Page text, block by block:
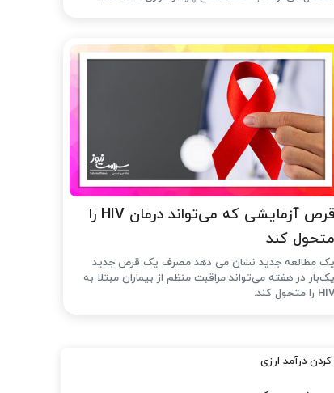
قرص آزمایشی که می‌تواند درمان HIV را
متحول کند
یک مطالعه جدید نشان می دهد مصرف یک قرص جدید
یک‌بار در هفته می‌تواند مراقبت منظم از بیماران مبتلا به
HIV را متحول کند.
درآمد ارزی